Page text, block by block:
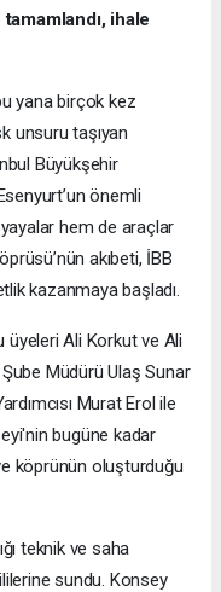
ihale
yana birçok kez
unsuru taşıyan
Büyükşehir
önemli
hem de araçlar
akıbeti, İBB
kazanmaya başladı.
üyeleri Ali Korkut ve Ali
Müdürü Ulaş Sunar
Murat Erol ile
bugüne kadar
köprünün oluşturduğu
teknik ve saha
sundu. Konsey